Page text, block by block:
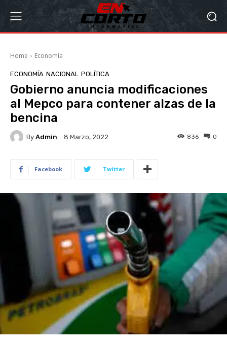
Home Economía
ECONOMÍA NACIONAL POLÍTICA
Gobierno anuncia modificaciones
al Mepco para contener alzas de la
bencina
By Admin 8 Marzo, 2022 0
836
Facebook Twitter